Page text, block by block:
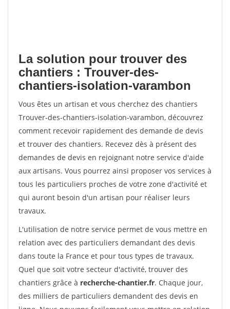
La solution pour trouver des
chantiers : Trouver-des-
chantiers-isolation-varambon
Vous êtes un artisan et vous cherchez des chantiers
Trouver-des-chantiers-isolation-varambon, découvrez
comment recevoir rapidement des demande de devis
et trouver des chantiers. Recevez dès à présent des
demandes de devis en rejoignant notre service d'aide
aux artisans. Vous pourrez ainsi proposer vos services à
tous les particuliers proches de votre zone d'activité et
qui auront besoin d'un artisan pour réaliser leurs
travaux.
L'utilisation de notre service permet de vous mettre en
relation avec des particuliers demandant des devis
dans toute la France et pour tous types de travaux.
Quel que soit votre secteur d'activité, trouver des
chantiers grâce à recherche-chantier.fr. Chaque jour,
des milliers de particuliers demandent des devis en